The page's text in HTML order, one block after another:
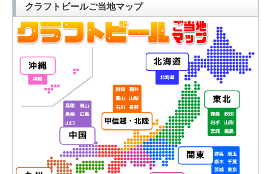
クラフトビールご当地マップ